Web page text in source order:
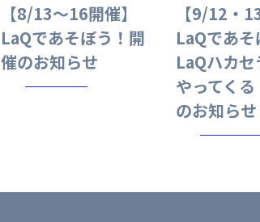
【8/13～16開催】
LaQであそぼう！開
催のお知らせ
【9/12・
LaQであ
LaQハカ
やってく
のお知らせ